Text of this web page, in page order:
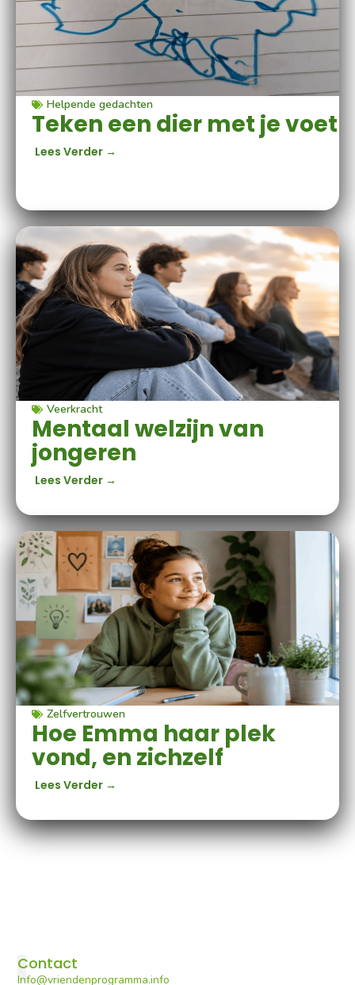
Helpende gedachten
Teken een dier met je voet
Lees Verder →
Veerkracht
Mentaal welzijn van
jongeren
Lees Verder →
Zelfvertrouwen
Hoe Emma haar plek
vond, en zichzelf
Lees Verder →
Contact
Info@vriendenprogramma.info